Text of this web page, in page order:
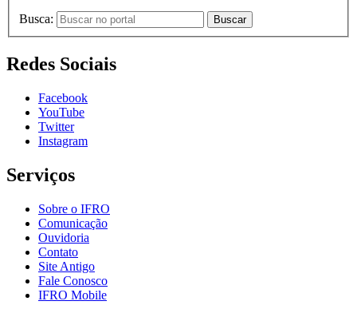
Busca: Buscar
Redes Sociais
Facebook
YouTube
Twitter
Instagram
Serviços
Sobre o IFRO
Comunicação
Ouvidoria
Contato
Site Antigo
Fale Conosco
IFRO Mobile